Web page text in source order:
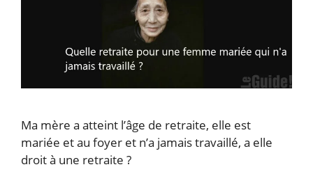
Ma mère a atteint l’âge de retraite, elle est
mariée et au foyer et n’a jamais travaillé, a elle
droit à une retraite ?